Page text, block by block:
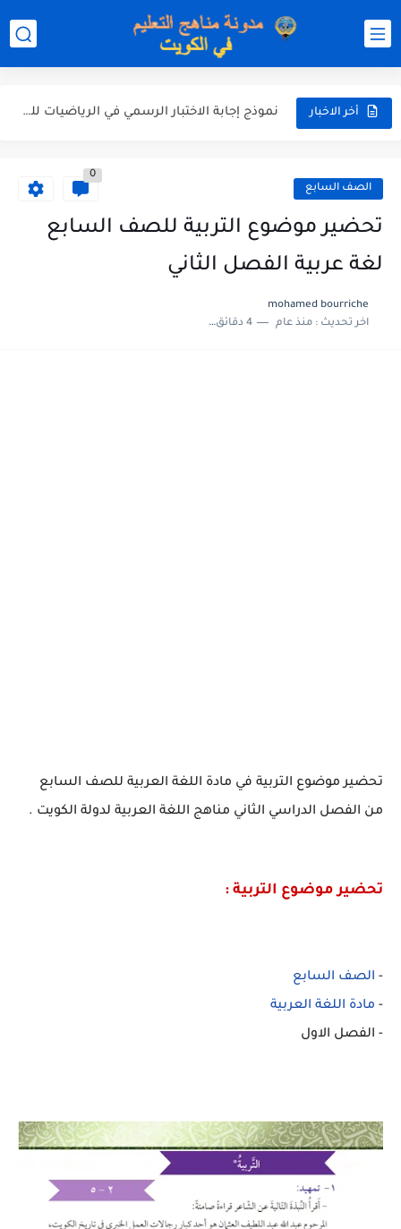
أخر الاخبار
نموذج إجابة الاختبار الرسمي في التربية الاسلامية للصف العاشر الفترة...
نموذج إجابة الاختبار الرسمي في الرياضيات للصف العاشر الفترة الثانية...
مذكرة شاملة في القران الكريم للصف الثاني عشر الفصل الثاني... الصف السابع
0
تحضير موضوع التربية للصف السابع
لغة عربية الفصل الثاني
mohamed bourriche
اخر تحديث :منذ عام 4 دقائق للقراءة
تحضير موضوع التربية في مادة اللغة العربية للصف السابع
من الفصل الدراسي الثاني مناهج اللغة العربية لدولة الكويت .
تحضير موضوع التربية :
- الصف السابع
- مادة اللغة العربية
- الفصل الاول